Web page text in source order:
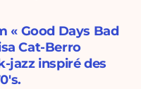
« Good Days Bad
Cat-Berro
jazz inspiré des